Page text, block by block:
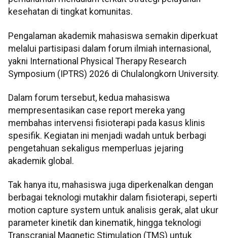
kesehatan di tingkat komunitas.
Pengalaman akademik mahasiswa semakin diperkuat
melalui partisipasi dalam forum ilmiah internasional,
yakni International Physical Therapy Research
Symposium (IPTRS) 2026 di Chulalongkorn University.
Dalam forum tersebut, kedua mahasiswa
mempresentasikan case report mereka yang
membahas intervensi fisioterapi pada kasus klinis
spesifik. Kegiatan ini menjadi wadah untuk berbagi
pengetahuan sekaligus memperluas jejaring
akademik global.
Tak hanya itu, mahasiswa juga diperkenalkan dengan
berbagai teknologi mutakhir dalam fisioterapi, seperti
motion capture system untuk analisis gerak, alat ukur
parameter kinetik dan kinematik, hingga teknologi
Transcranial Magnetic Stimulation (TMS) untuk